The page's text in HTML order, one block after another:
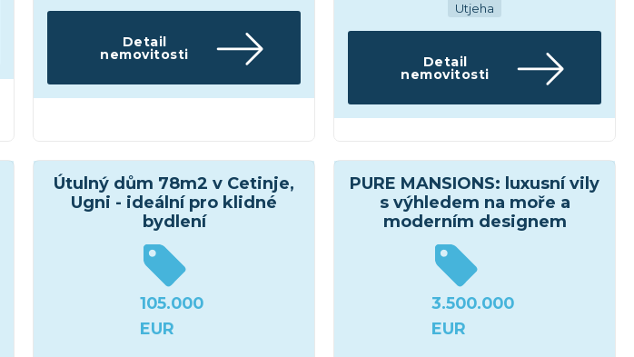
Detail
nemovitosti
Utjeha
Detail
nemovitosti
Útulný dům 78m2 v Cetinje,
Ugni - ideální pro klidné
bydlení
105.000
EUR
PURE MANSIONS: luxusní vily
s výhledem na moře a
moderním designem
3.500.000
EUR